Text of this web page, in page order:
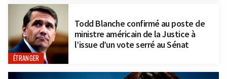
ÉTRANGER
Todd Blanche confirmé au poste de
ministre américain de la Justice à
l’issue d’un vote serré au Sénat